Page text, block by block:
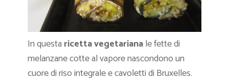
In questa ricetta vegetarianale fette di
melanzane cotte al vapore nascondono un
cuore di riso integrale e cavoletti di Bruxelles.